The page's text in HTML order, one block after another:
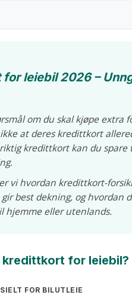
leiebil 2026 –
om du skal kjøpe extra
at deres kredittkort
kredittkort kan du spare
vi hvordan kredittkort-
best dekning, og hvordan
hjemme eller utenlands.
for leiebil?
FOR BILUTLEIE